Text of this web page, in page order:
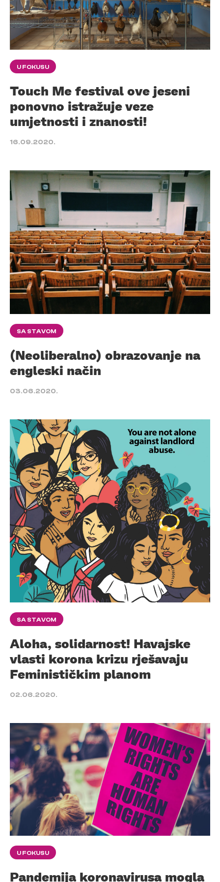
U FOKUSU
Touch Me festival ove jeseni
ponovno istražuje veze
umjetnosti i znanosti!
16.09.2020.
SA STAVOM
(Neoliberalno) obrazovanje na
engleski način
03.06.2020.
SA STAVOM
Aloha, solidarnost! Havajske
vlasti korona krizu rješavaju
Feminističkim planom
02.06.2020.
U FOKUSU
Pandemija koronavirusa mogla